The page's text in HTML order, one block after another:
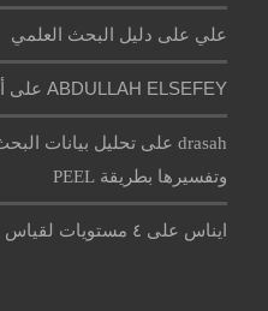
علي على دليل البحث العلمي
ABDULLAH ELSEFEYعلى
drasahعلى
وتفسيرها بطريقة PEEL
ايناس على ٤ مستويات لقياس البيانات لابد أن تعرفها